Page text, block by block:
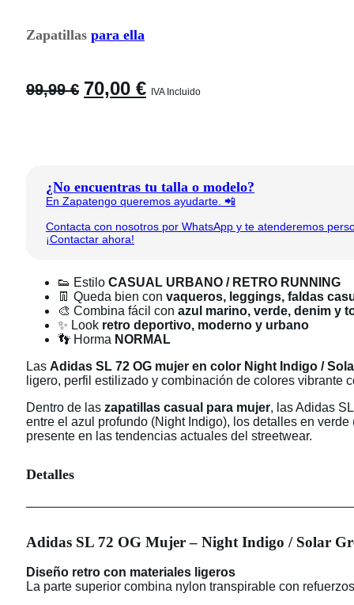
Zapatillas para ella
99,99€ El
precio
70,00 €El
precio
IVA Incluido
¿No encuentras tu talla o modelo?
En Zapatengo queremos ayudarte. 📲
Contacta con nosotros por WhatsApp y te atenderemos
¡Contactar ahora!
👟 Estilo CASUAL URBANO / RETRO RUNNING
👖 Queda bien con vaqueros, leggings, faldas
🎨 Combina fácil con azul marino, verde, denim y
✨ Look retro deportivo, moderno y urbano
👣 Horma NORMAL
Las Adidas SL 72 OG mujer en color Night Indigo /
ligero, perfil estilizado y combinación de colores
Dentro de las zapatillas casual para mujer, las Adidas
entre el azul profundo (Night Indigo), los detalles en
presente en las tendencias actuales del streetwear.
Detalles
Adidas SL 72 OG Mujer – Night Indigo / Solar
Diseño retro con materiales ligeros
La parte superior combina nylon transpirable con